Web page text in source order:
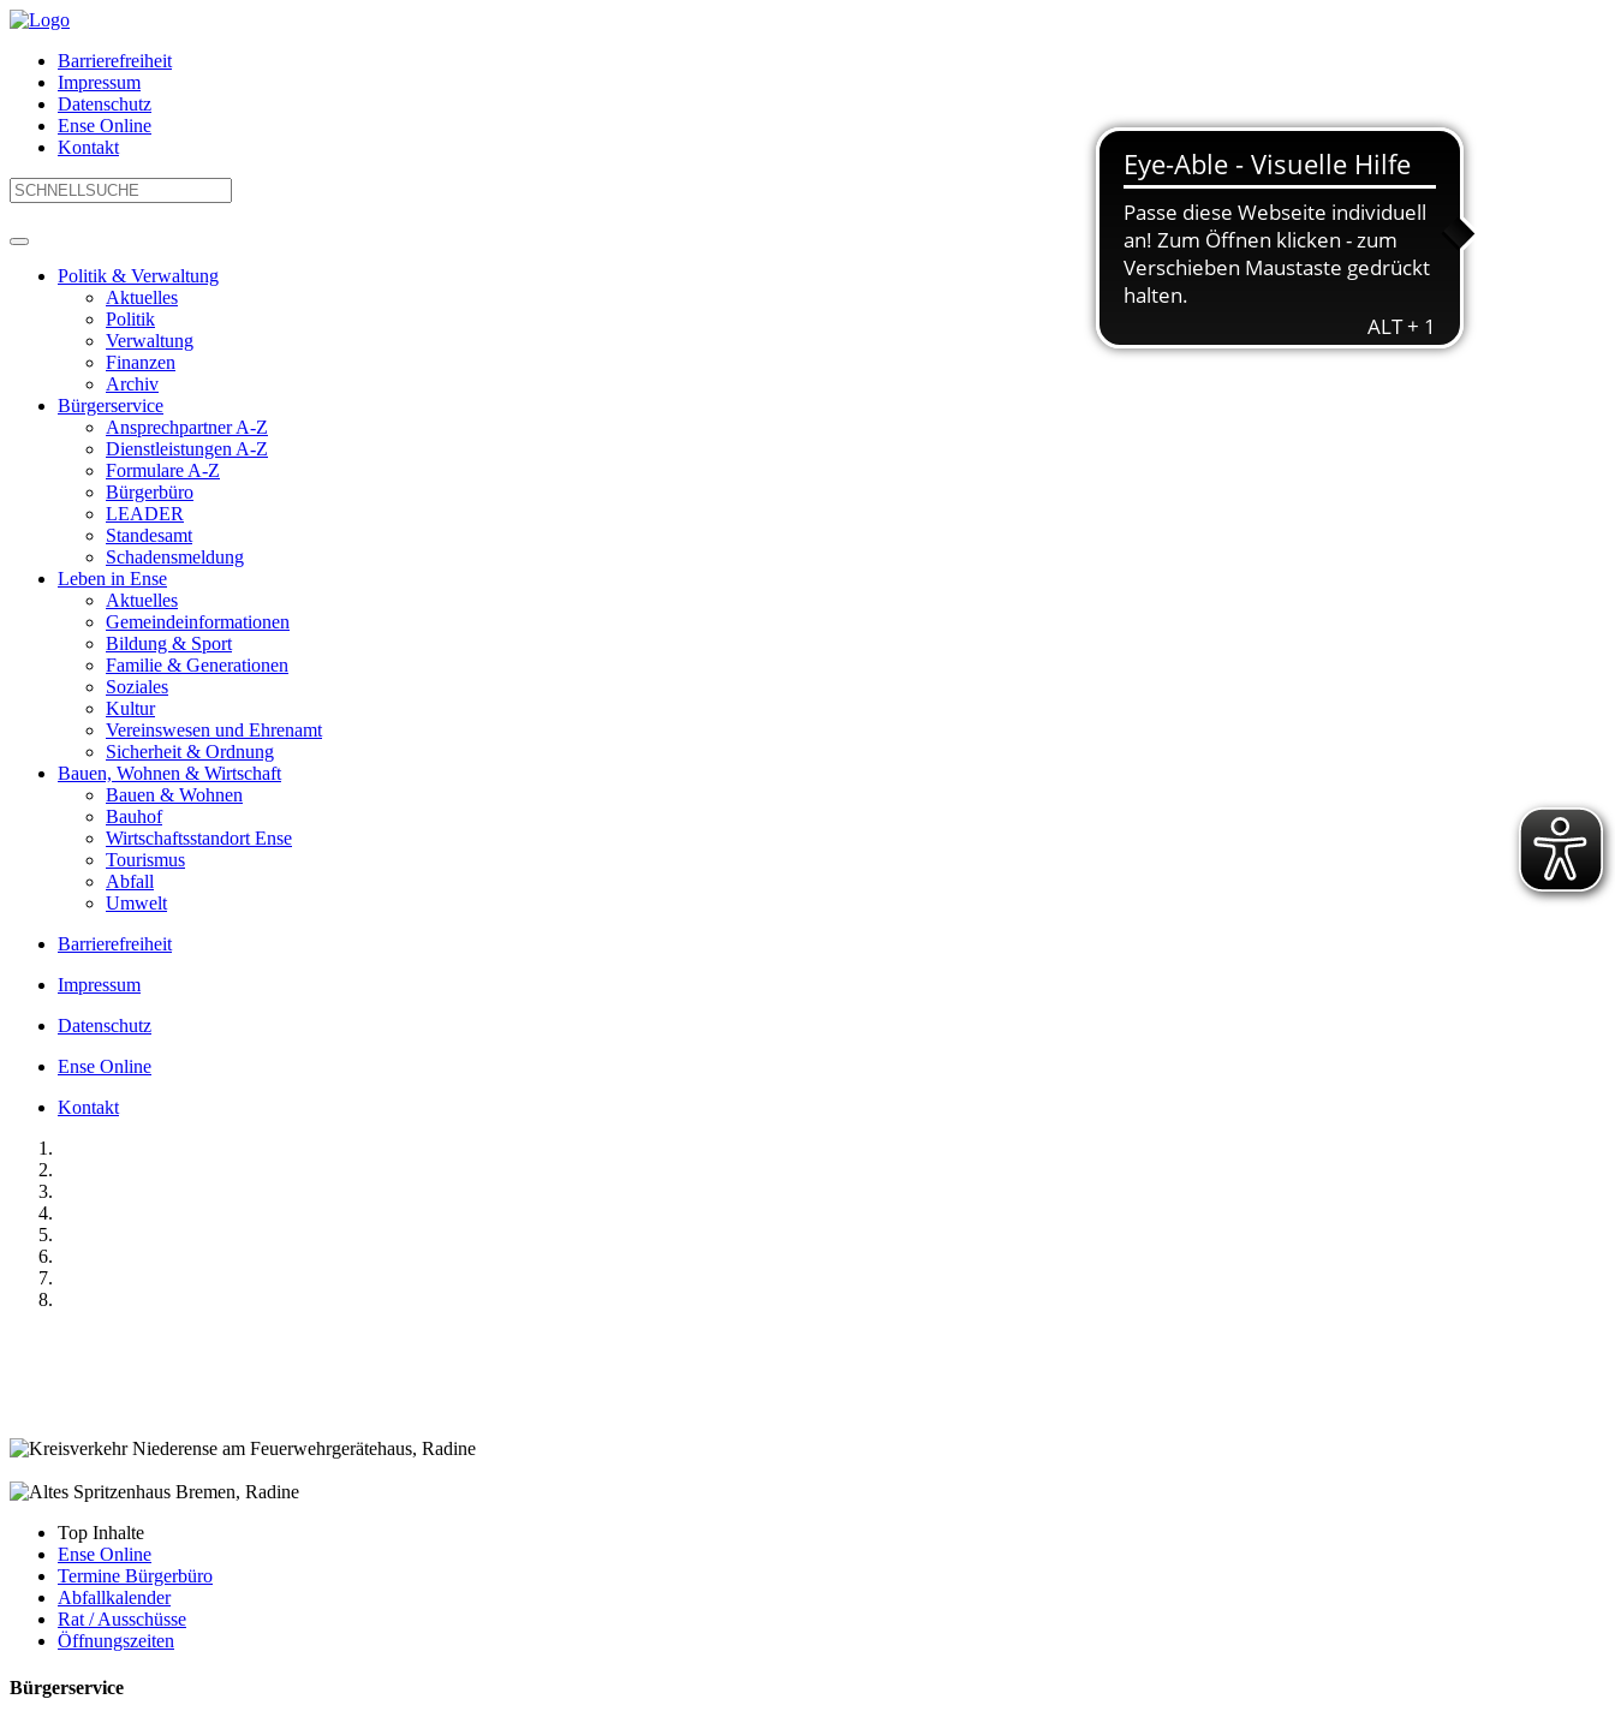
Barrierefreiheit
Impressum
Datenschutz
Ense Online
Kontakt
Politik & Verwaltung
Aktuelles
Politik
Verwaltung
Finanzen
Archiv
Bürgerservice
Ansprechpartner A-Z
Dienstleistungen A-Z
Formulare A-Z
Bürgerbüro
LEADER
Standesamt
Schadensmeldung
Leben in Ense
Aktuelles
Gemeinde­informationen
Bildung & Sport
Familie & Generationen
Soziales
Kultur
Vereinswesen und Ehrenamt
Sicherheit & Ordnung
Bauen, Wohnen & Wirtschaft
Bauen & Wohnen
Bauhof
Wirtschaftsstandort Ense
Tourismus
Abfall
Umwelt
Barrierefreiheit
Impressum
Datenschutz
Ense Online
Kontakt
Top Inhalte
Ense Online
Termine Bürgerbüro
Abfallkalender
Rat / Ausschüsse
Öffnungszeiten
Bürgerservice